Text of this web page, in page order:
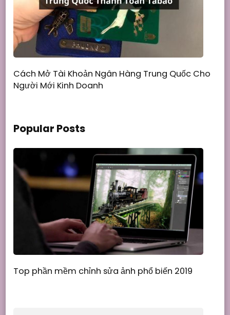
Cách Mở Tài Khoản Ngân Hàng Trung Quốc Cho
Người Mới Kinh Doanh
Popular Posts
Top phần mềm chỉnh sửa ảnh phổ biến 2019